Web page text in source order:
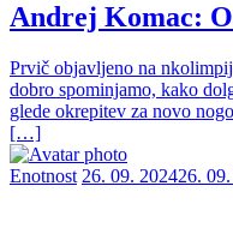
Andrej Komac:
Prvič objavljeno na
dobro spominjamo, kako
glede okrepitev za novo
[…]
Enotnost 26. 09. 202426.